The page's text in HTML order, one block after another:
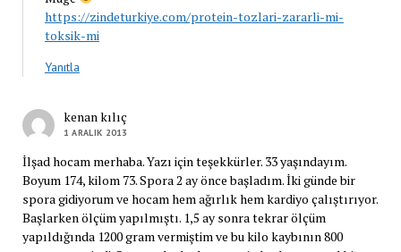
https://zindeturkiye.com/protein-tozlari-zararli-mi-
toksik-mi
Yanıtla
kenan kılıç
1 ARALIK 2013
İlşad hocam merhaba. Yazı için teşekkürler. 33 yaşındayım.
Boyum 174, kilom 73. Spora 2 ay önce başladım. İki günde bir
spora gidiyorum ve hocam hem ağırlık hem kardiyo çalıştırıyor.
Başlarken ölçüm yapılmıştı. 1,5 ay sonra tekrar ölçüm
yapıldığında 1200 gram vermiştim ve bu kilo kaybının 800